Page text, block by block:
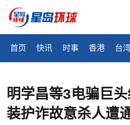
首页 快讯 时事 香港 台
明学昌等3电骗巨
装护诈故意杀人遭